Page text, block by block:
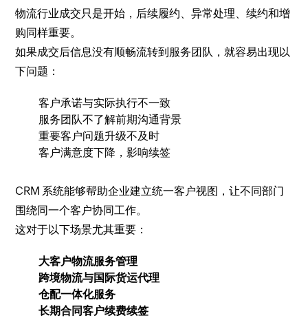
物流行业成交只是开始，后续履约、异常处理、续约和增
购同样重要。
如果成交后信息没有顺畅流转到服务团队，就容易出现以
下问题：
客户承诺与实际执行不一致
服务团队不了解前期沟通背景
重要客户问题升级不及时
客户满意度下降，影响续签
CRM 系统能够帮助企业建立统一客户视图，让不同部门
围绕同一个客户协同工作。
这对于以下场景尤其重要：
大客户物流服务管理
跨境物流与国际货运代理
仓配一体化服务
长期合同客户续费续签